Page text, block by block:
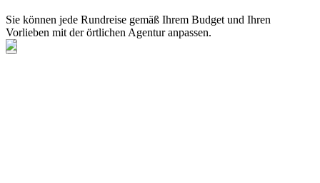
Sie können jede Rundreise gemäß Ihrem Budget und Ihren
Vorlieben mit der örtlichen Agentur anpassen.